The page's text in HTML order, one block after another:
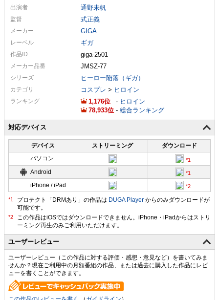
出演者 通野未帆
監督 式正義
メーカー GIGA
レーベル ギガ
作品ID giga-2501
メーカー品番 JMSZ-77
シリーズ ヒーロー陥落（ギガ）
カテゴリ コスプレ > ヒロイン
ランキング 1,176 - ヒロイン
78,933
- 総合ランキング
対応デバイス
デバイス ストリーミング
ダウンロード
パソコン
Android
iPhone / iPad
プロテクト「DRMあり」の作品は DUGA Player からのみダウンロードが
可能です。
ユーザーレビュー
ユーザーレビュー（この作品に対する評価・感想・意見など）を書いてみま
せんか？現在ご利用中の月額番組の作品、または過去に購入した作品にレビ
ューを書くことができます。